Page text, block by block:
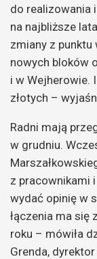
do realizowania
na najbliższe
zmiany z punktu
nowych bloków
i w Wejherowie.
złotych –
Radni mają
w grudniu.
z pracownikami
wydać opinię w
łączenia ma się
roku – mówiła
Grenda,